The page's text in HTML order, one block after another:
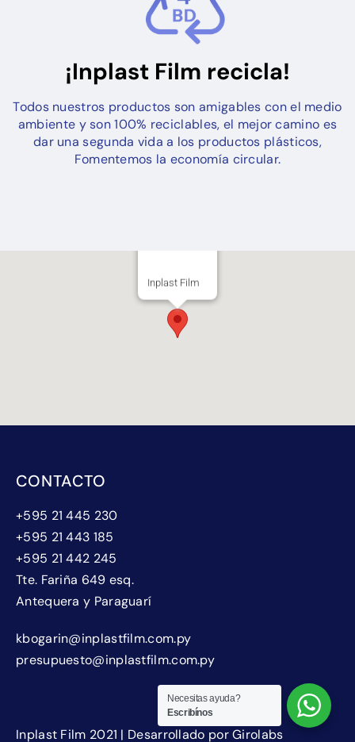
¡Inplast Film recicla!
Todos nuestros productos son amigables con el medio
ambiente y son 100% reciclables, el mejor camino es
dar una segunda vida a los productos plásticos,
Fomentemos la economía circular.
Inplast Film
CONTACTO
+595 21 445 230
+595 21 443 185
+595 21 442 245
Tte. Fariña 649 esq.
Antequera y Paraguarí
kbogarin@inplastfilm.com.py
presupuesto@inplastfilm.com.py
Inplast Film 2021 | Desarrollado por Girolabs
Necesitas ayuda?
Escribínos